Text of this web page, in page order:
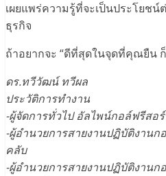
เผยแพร่ความรู้ที่จะเป็นประโยช
ธุรกิจ
ถ้าอยากจะ “ดีที่สุดในจุดที่คุณยืน
ดร.ทวีวัฒน์ ทวีผล
ประวัติการทำงาน
-ผู้จัดการทั่วไป อัลไพน์กอล์ฟรีสอ
-ผู้อำนวยการสายงานปฏิบัติงาน
คลับ
-ผู้อำนวยการสายงานปฏิบัติงาน